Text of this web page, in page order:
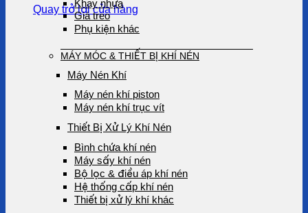
Quay trở lại cửa hàng
Khay nhựa
Giá treo
Phụ kiện khác
MÁY MÓC & THIẾT BỊ KHÍ NÉN
Máy Nén Khí
Máy nén khí piston
Máy nén khí trục vít
Thiết Bị Xử Lý Khí Nén
Bình chứa khí nén
Máy sấy khí nén
Bộ lọc & điều áp khí nén
Hệ thống cấp khí nén
Thiết bị xử lý khí khác